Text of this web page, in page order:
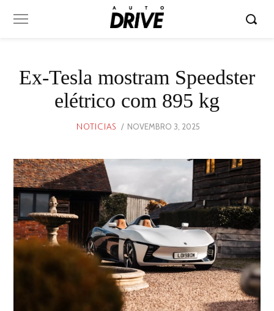
Ex-Tesla mostram Speedster
elétrico com 895 kg
NOTICIAS
POSTED
NOVEMBRO 3, 2025